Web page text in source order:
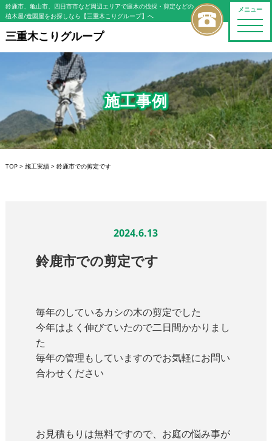
メニュー
toggle
鈴鹿市、亀山市、四日市市など周辺エリアで庭木の伐採・剪定などの
植木屋/造園屋をお探しなら【三重木こりグループ】へ
三重木こりグループ
施工事例
TOP> 施工実績> 鈴鹿市での剪定です
2024.6.13
鈴鹿市での剪定です
毎年のしているカシの木の剪定でした
今年はよく伸びていたので二日間かかりまし
た
毎年の管理もしていますのでお気軽にお問い
合わせください
お見積もりは無料ですので、お庭の悩み事が